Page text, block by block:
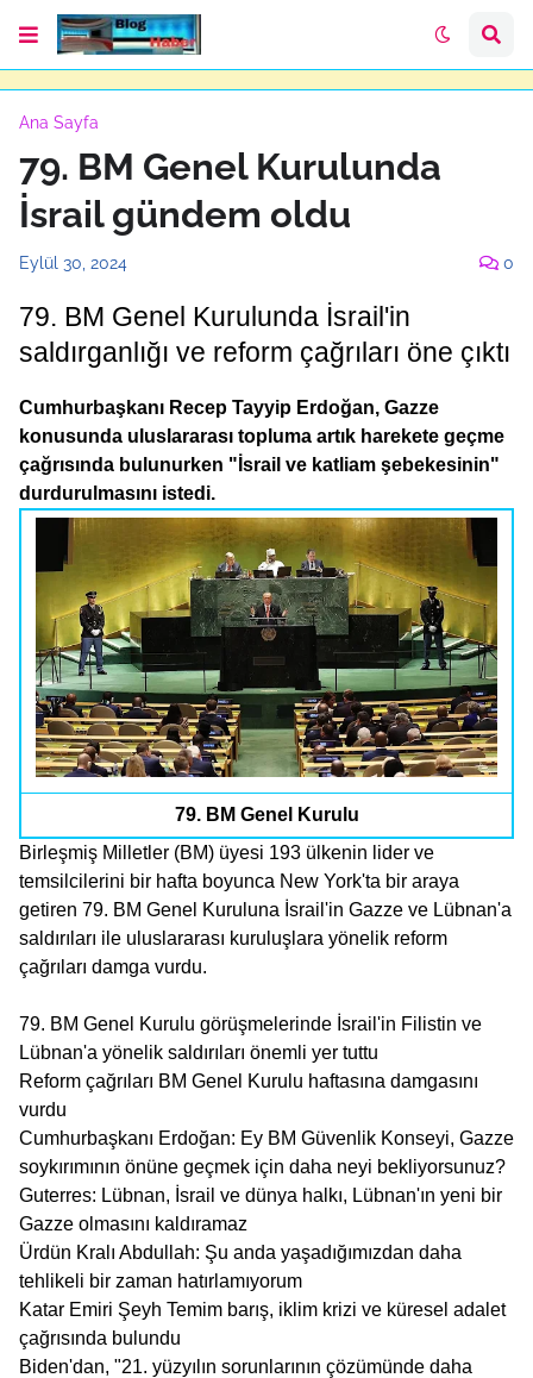
Ana Sayfa
79. BM Genel Kurulunda
İsrail gündem oldu
Eylül 30, 2024 0
79. BM Genel Kurulunda İsrail'in
saldırganlığı ve reform çağrıları öne çıktı
Cumhurbaşkanı Recep Tayyip Erdoğan, Gazze
konusunda uluslararası topluma artık harekete geçme
çağrısında bulunurken "İsrail ve katliam şebekesinin"
durdurulmasını istedi.
79. BM Genel Kurulu
Birleşmiş Milletler (BM) üyesi 193 ülkenin lider ve
temsilcilerini bir hafta boyunca New York'ta bir araya
getiren 79. BM Genel Kuruluna İsrail'in Gazze ve Lübnan'a
saldırıları ile uluslararası kuruluşlara yönelik reform
çağrıları damga vurdu.
79. BM Genel Kurulu görüşmelerinde İsrail'in Filistin ve
Lübnan'a yönelik saldırıları önemli yer tuttu
Reform çağrıları BM Genel Kurulu haftasına damgasını
vurdu
Cumhurbaşkanı Erdoğan: Ey BM Güvenlik Konseyi, Gazze
soykırımının önüne geçmek için daha neyi bekliyorsunuz?
Guterres: Lübnan, İsrail ve dünya halkı, Lübnan'ın yeni bir
Gazze olmasını kaldıramaz
Ürdün Kralı Abdullah: Şu anda yaşadığımızdan daha
tehlikeli bir zaman hatırlamıyorum
Katar Emiri Şeyh Temim barış, iklim krizi ve küresel adalet
çağrısında bulundu
Biden'dan, "21. yüzyılın sorunlarının çözümünde daha